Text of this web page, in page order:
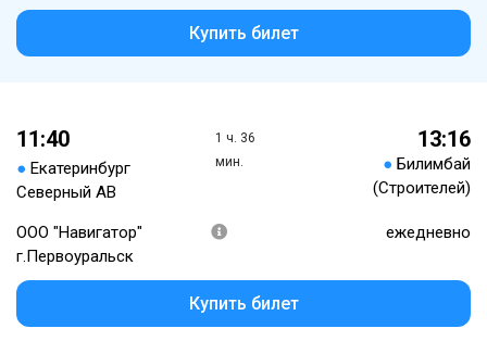
Купить билет
11:40
● Екатеринбург
Северный АВ
1 ч. 36
мин.
13:16
● Билимбай
(Строителей)
ООО "Навигатор"
г.Первоуральск
ежедневно
Купить билет